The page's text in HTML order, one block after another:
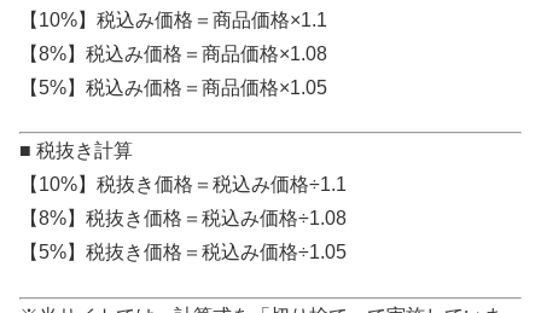
【10%】税込み価格＝商品価格×1.1
【8%】税込み価格＝商品価格×1.08
【5%】税込み価格＝商品価格×1.05
■ 税抜き計算
【10%】税抜き価格＝税込み価格÷1.1
【8%】税抜き価格＝税込み価格÷1.08
【5%】税抜き価格＝税込み価格÷1.05